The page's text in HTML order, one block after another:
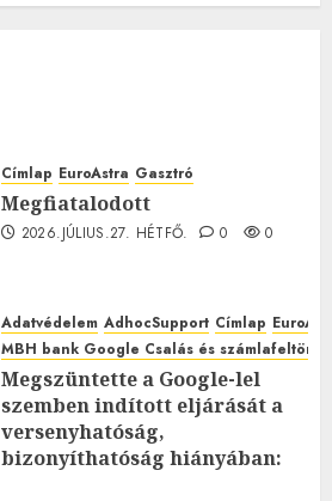
Címlap EuroAstra Gasztró
Megfiatalodott
2026.JÚLIUS.27. HÉTFŐ. 0 0
Adatvédelem AdhocSupport Címlap
MBH bank Google Csalás és
Megszüntette a Google-lel
szemben indított eljárását a
versenyhatóság,
bizonyíthatóság hiányában: